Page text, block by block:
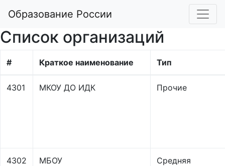
Образование России
Список организаций
# Краткое наименование Тип
4301 МКОУ ДО ИДК Прочие
4302
МБОУ
Средняя